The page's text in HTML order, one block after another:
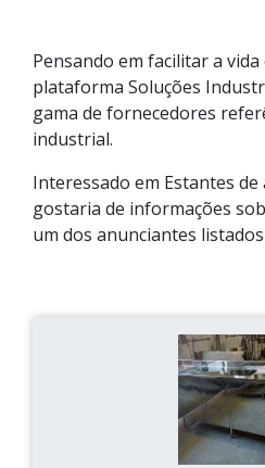
Pensando em facilitar a
plataforma Soluções
gama de fornecedores
industrial.
Interessado em Estantes de
gostaria de informações
um dos anunciantes